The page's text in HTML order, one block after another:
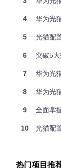
常见问题预判
zlib数据压
常见问题预判
编译项目
4 华为光猫
5 光猫配
6 突破5
7 华为光
8 华为光
9 全面掌
10 光猫配
热门项目推